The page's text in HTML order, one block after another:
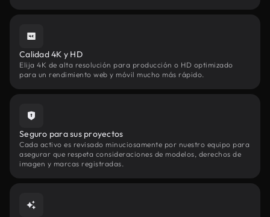
Calidad 4K y HD
Elija 4K de alta resolución para producción o HD optimizado
para un rendimiento web y móvil mucho más rápido.
Seguro para sus proyectos
Cada activo es revisado minuciosamente por nuestro equipo para
asegurar que respeta consideraciones de modelos, derechos de
imagen y marcas registradas.